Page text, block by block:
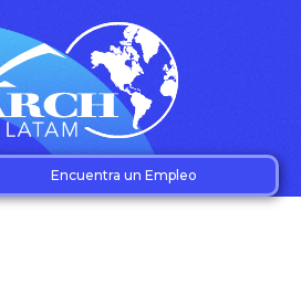
Encuentra un Empleo